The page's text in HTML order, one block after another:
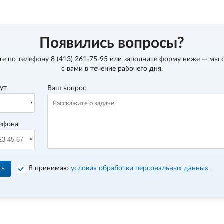
Появились вопросы?
по телефону 8 (413) 261-75-95или заполните форму ниже — мы
с вами в течение рабочего дня.
Ваш вопрос
Я принимаю условия обработки персональных данных